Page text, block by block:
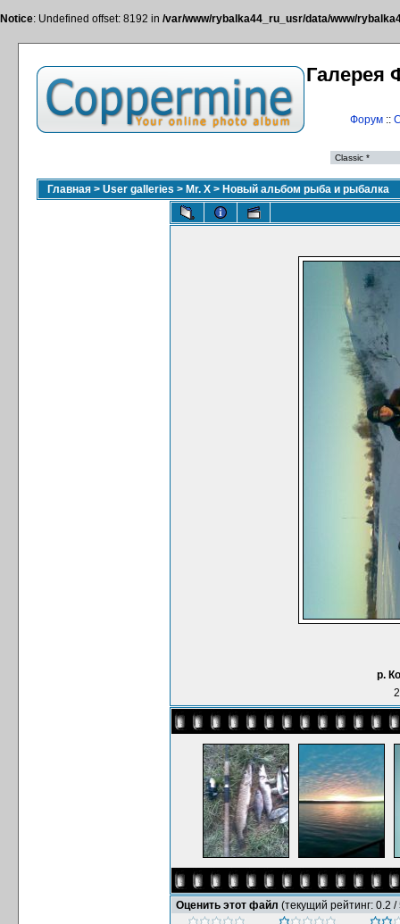
Notice: Undefined offset: 8192 in /var/www/rybalka44_ru_usr/data/www/
Галерея
Форум::
Главная > User galleries > Mr. X > Новый альбом рыба и рыбалка
р.
Оценить этот файл (текущий рейтинг: 0.2 /